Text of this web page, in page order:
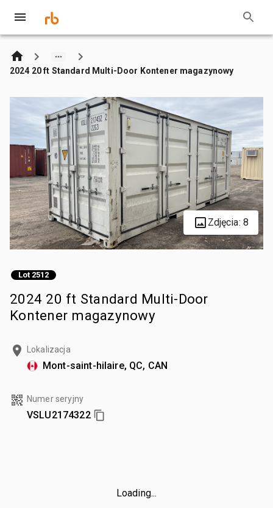
2024 20 ft Standard Multi-Door Kontener magazynowy
Zdjęcia: 8
Lot 2512
2024 20 ft Standard Multi-Door
Kontener magazynowy
Lokalizacja
Mont-saint-hilaire, QC, CAN
Numer seryjny
VSLU2174322
Loading...